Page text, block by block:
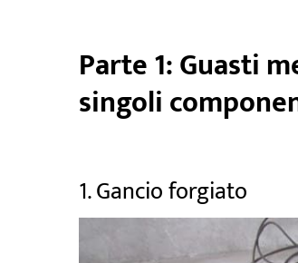
Parte 1: Guasti
singoli
1. Gancio forgiato